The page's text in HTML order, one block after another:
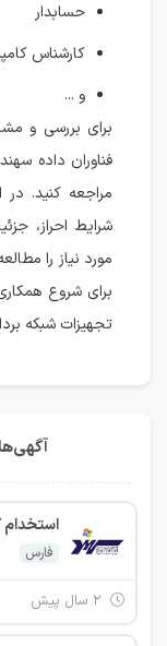
حسابدار
کارشناس
و ...
برای بررسی و
فناوران داده
مراجعه کنید.
شرایط احراز،
مورد نیاز را
برای شروع
تجهیزات شبکه
فارس